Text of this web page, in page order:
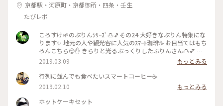
京都駅・河原町・京都御所・四条・壬生
たびレポ
ころすけ🌱のぷりんｼﾘｰｽﾞ🍮🎵その24 大好きなぷりん特集にな
ります✨ 地元の人や観光客に人気のｽﾏｰﾄ珈琲☕️ お目当てはもち
ろんこちら😊✋ きらりと光るぷっくりしたぷりんさん🍮💕 固
めで卵を感じる昔ながらのお味です😊ｶﾗﾒﾙｿｰｽはとても優しく
苦味がなくて美味しかった～(*´∀｀*)🎶 ｶﾞﾗｽのお皿もお店の
昭和ﾚﾄﾛな雰囲気にぴったり合っていました💓たまごｻﾝﾄﾞもﾎｯﾄ
ｹｰｷも美味しくて京都に来たらおすすめな喫茶店です🍴 #スマ
ート珈琲 #ぷりん #プリン #昔ながら #光る #レトロ #昭和レト
ロ #喫茶店 #お目当て #自家製 #京都 #ぷりんシリーズ
2019.03.09
もっとみる
行列に並んでも食べたいスマートコーヒー☕️
2019.02.10
もっとみる
ホットケーキセット